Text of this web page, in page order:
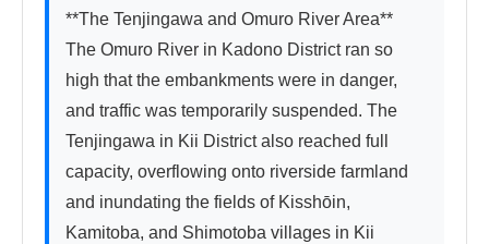
**The Tenjingawa and Omuro River Area**
The Omuro River in Kadono District ran so
high that the embankments were in danger,
and traffic was temporarily suspended. The
Tenjingawa in Kii District also reached full
capacity, overflowing onto riverside farmland
and inundating the fields of Kisshōin,
Kamitoba, and Shimotoba villages in Kii